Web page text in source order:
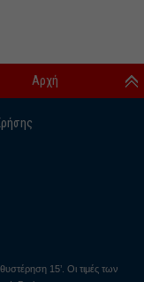
Αρχή
15’. Οι τιμές των